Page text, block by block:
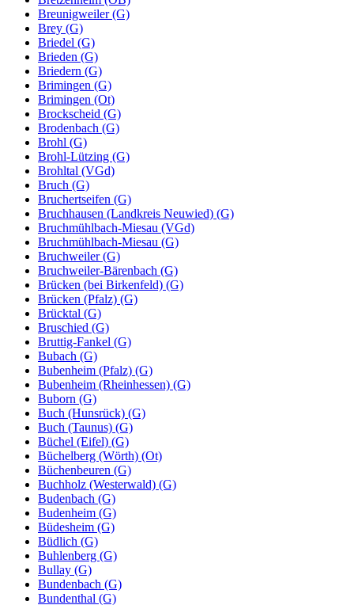
Breunigweiler (G)
Brey (G)
Briedel (G)
Brieden (G)
Briedern (G)
Brimingen (G)
Brimingen (Ot)
Brockscheid (G)
Brodenbach (G)
Brohl (G)
Brohl-Lützing (G)
Brohltal (VGd)
Bruch (G)
Bruchertseifen (G)
Bruchhausen (Landkreis Neuwied) (G)
Bruchmühlbach-Miesau (VGd)
Bruchmühlbach-Miesau (G)
Bruchweiler (G)
Bruchweiler-Bärenbach (G)
Brücken (bei Birkenfeld) (G)
Brücken (Pfalz) (G)
Brücktal (G)
Bruschied (G)
Bruttig-Fankel (G)
Bubach (G)
Bubenheim (Pfalz) (G)
Bubenheim (Rheinhessen) (G)
Buborn (G)
Buch (Hunsrück) (G)
Buch (Taunus) (G)
Büchel (Eifel) (G)
Büchelberg (Wörth) (Ot)
Büchenbeuren (G)
Buchholz (Westerwald) (G)
Budenbach (G)
Budenheim (G)
Büdesheim (G)
Büdlich (G)
Buhlenberg (G)
Bullay (G)
Bundenbach (G)
Bundenthal (G)